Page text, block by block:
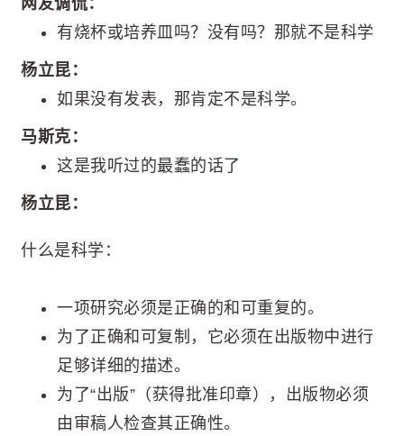
有烧杯或培养皿吗？没有吗？那就不是科学
杨立昆：
如果没有发表，那肯定不是科学。
马斯克：
这是我听过的最蠢的话了
杨立昆：
什么是科学：
一项研究必须是正确的和可重复的。
为了正确和可复制，它必须在出版物中进行
足够详细的描述。
为了“出版”（获得批准印章），出版物必须
由审稿人检查其正确性。